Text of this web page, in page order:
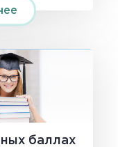
баллах